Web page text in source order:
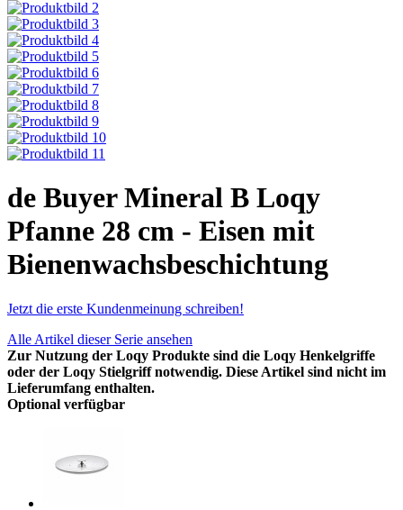
de Buyer Mineral B Loqy
Pfanne 28 cm - Eisen mit
Bienenwachsbeschichtung
Jetzt die erste Kundenmeinung schreiben!
Alle Artikel dieser Serie ansehen
Zur Nutzung der Loqy Produkte sind die Loqy Henkelgriffe
oder der Loqy Stielgriff notwendig. Diese Artikel sind nicht im
Lieferumfang enthalten.
Optional verfügbar